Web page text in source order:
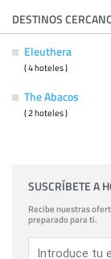
DESTINOS
Eleuthera
( 4 hoteles )
The Abacos
( 2 hoteles )
SUSCRÍBETE A
Recibe nuestras
preparado para ti.